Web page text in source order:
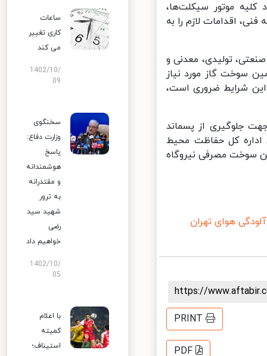
موتور سیکلت‌ها،
اقدامات لازم را به
تولیدی، معدنی و
سوخت گاز مورد نیاز
شرایط ضروری است،
جلوگیری از پسماند
کل حفاظت محیط
سوخت مصرفی نیروگاه
هوای تهران
https://
PRINT
PDF
ساعات
کاری تغییر
می‌ کند
1402/10/
09
سخنگوی
وزارت دفاع:
پاسخ
هوشمندانه
و مقتدرانه
به ترور
شهید سید
رضی
خواهیم داد
1402/10/
05
با اعلام
کمیته
استیناف؛